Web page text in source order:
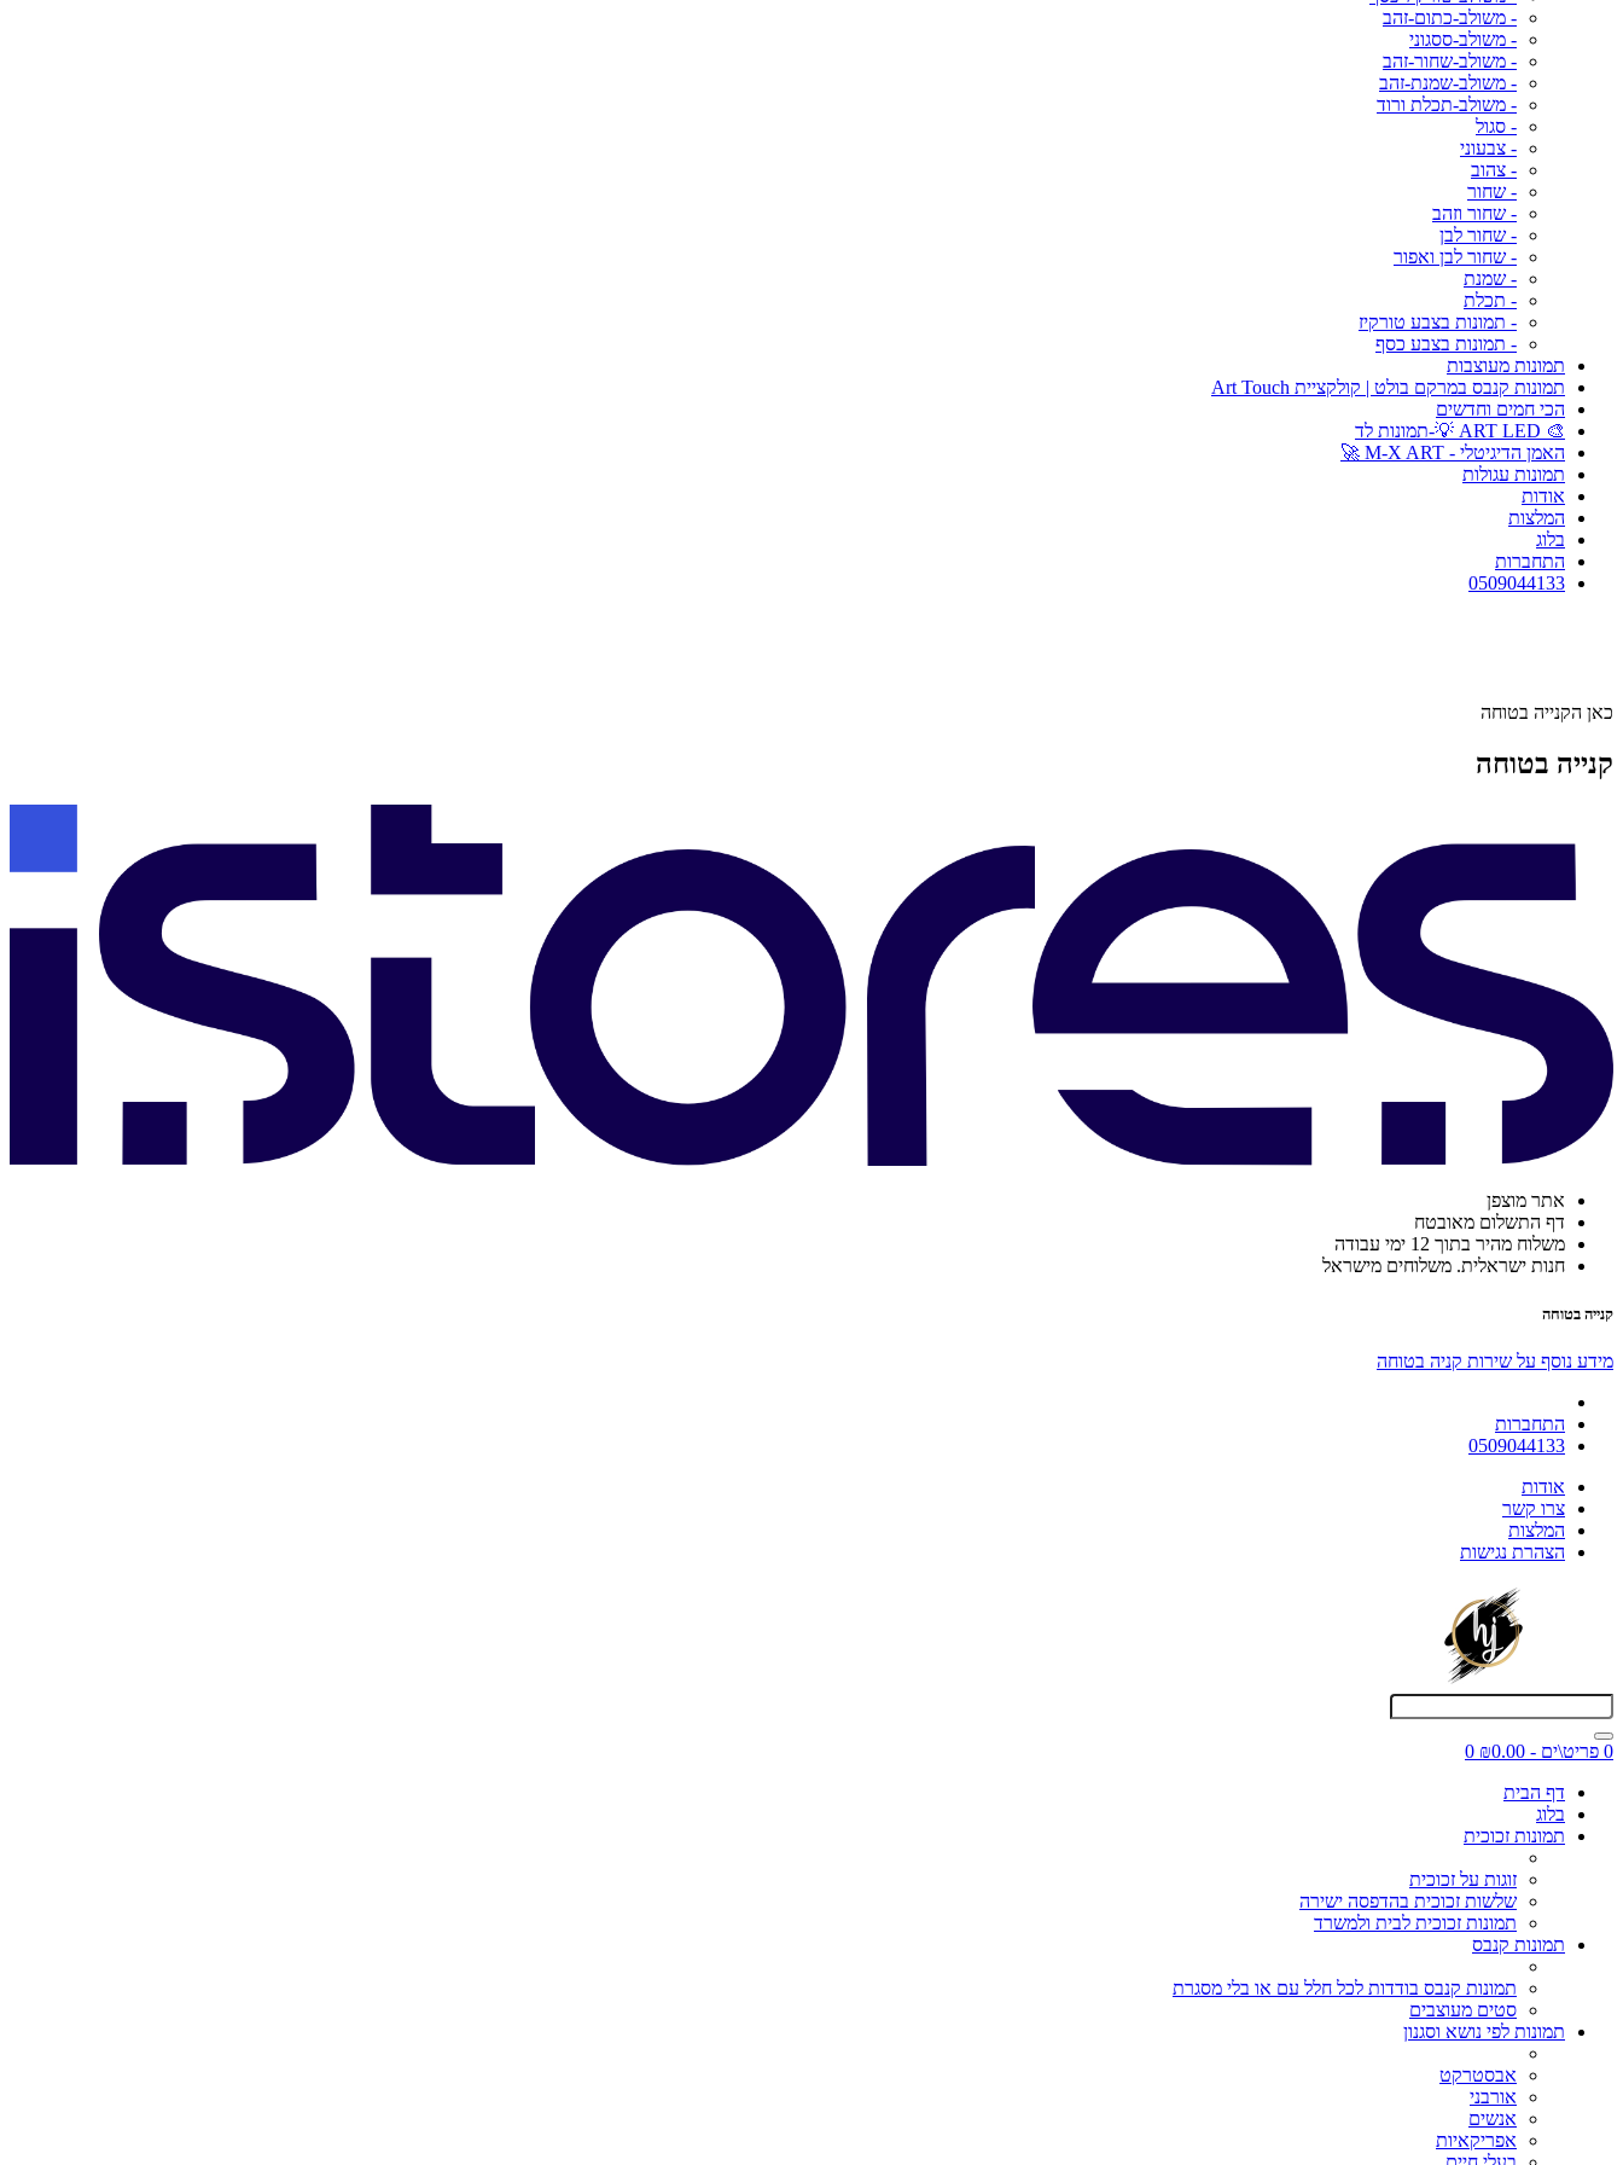
- משולב-כתום-זהב
- משולב-ססגוני
- משולב-שחור-זהב
- משולב-שמנת-זהב
- משולב-תכלת ורוד
- סגול
- צבעוני
- צהוב
- שחור
- שחור וזהב
- שחור לבן
- שחור לבן ואפור
- שמנת
- תכלת
- תמונות בצבע טורקיז
- תמונות בצבע כסף
תמונות מעוצבות
תמונות קנבס במרקם בולט | קולקציית Art Touch
הכי חמים וחדשים
🎨 ART LED 💡-תמונות לד
האמן הדיגיטלי - M-X ART 🚀
תמונות עגולות
אודות
המלצות
בלוג
התחברות
0509044133
כאן הקנייה בטוחה
קנייה בטוחה
אתר מוצפן
דף התשלום מאובטח
משלוח מהיר בתוך 12 ימי עבודה
חנות ישראלית. משלוחים מישראל
קנייה בטוחה
מידע נוסף על שירות קניה בטוחה
התחברות
0509044133
אודות
צרו קשר
המלצות
הצהרת נגישות
0 פריט\ים - ₪0.00
0
דף הבית
בלוג
תמונות זכוכית
זוגות על זכוכית
שלשות זכוכית בהדפסה ישירה
תמונות זכוכית לבית ולמשרד
תמונות קנבס
תמונות קנבס בודדות לכל חלל עם או בלי מסגרת
סטים מעוצבים
תמונות לפי נושא וסגנון
אבסטרקט
אורבני
אנשים
אפריקאיות